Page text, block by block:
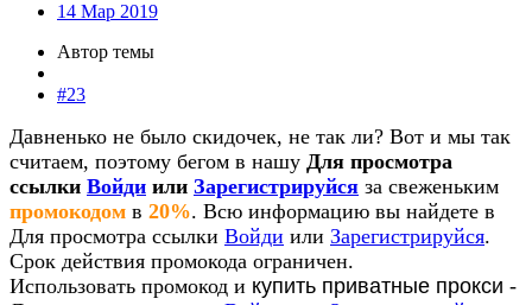
14 Мар 2019
Автор темы
#23
Давненько не было скидочек, не так ли? Вот и мы так
считаем, поэтому бегом в нашу Для просмотра
ссылки Войди или Зарегистрируйся за свеженьким
промокодом в 20%. Всю информацию вы найдете в
Для просмотра ссылки Войди или Зарегистрируйся.
Срок действия промокода ограничен.
Использовать промокод и купить приватные прокси -